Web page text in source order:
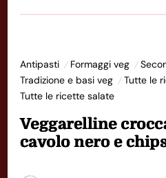
Antipasti Formaggi veg
Tradizione e basi veg
Tutte le
Tutte le ricette salate
Veggarelline
cavolo nero e